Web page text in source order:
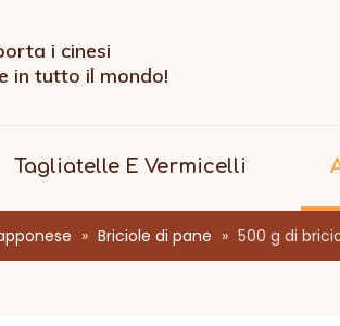
i cinesi
in tutto il mondo!
Tagliatelle E Vermicelli
» Briciole di pane » 500 g di